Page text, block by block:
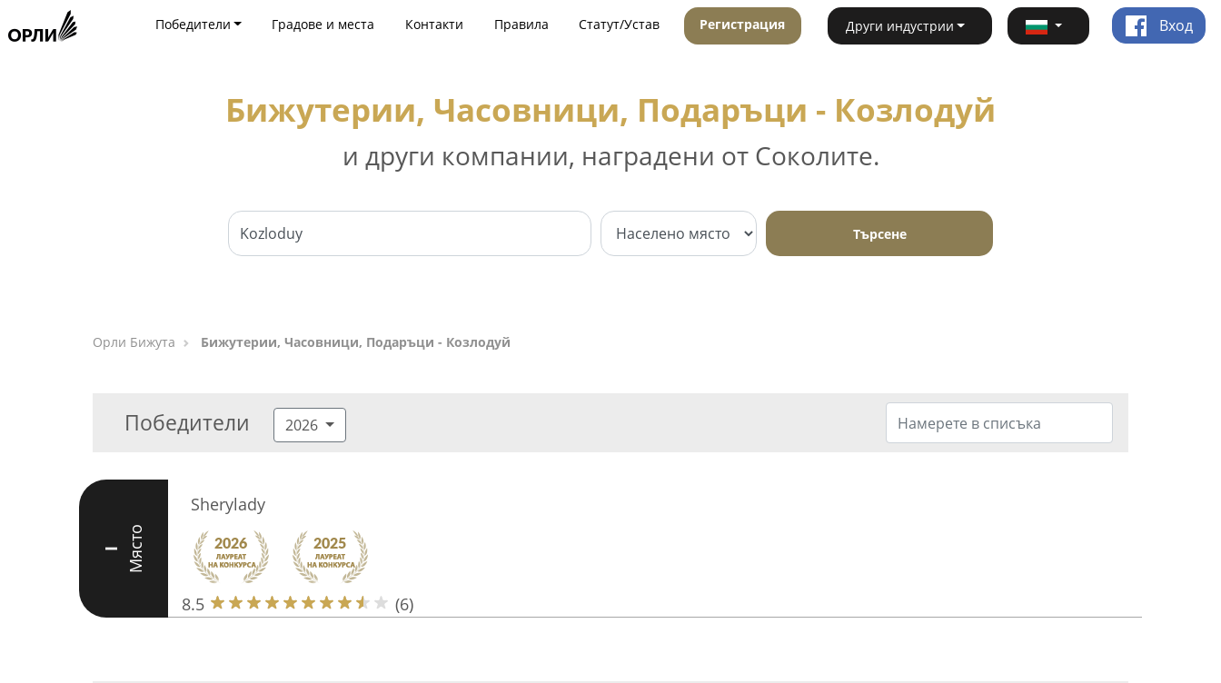
Победители Градове и места Контакти Правила Статут/Устав Регистрация Други индустрии Вход
Бижутерии, Часовници, Подаръци - Козлодуй
и други компании, наградени от Соколите.
Търсене
Орли Бижута Бижутерии, Часовници, Подаръци - Козлодуй
Победители 2026
I Място
Sherylady
8.5 (6)